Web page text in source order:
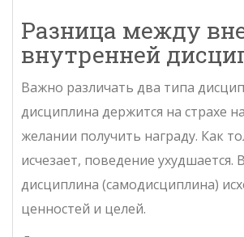
Разница между
внутренней
Важно различать два типа
дисциплина держится на страхе
желании получить награду. Как
исчезает, поведение ухудшается.
дисциплина (самодисциплина)
ценностей и целей.